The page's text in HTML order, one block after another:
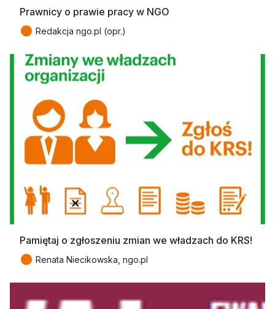
Prawnicy o prawie pracy w NGO
● Redakcja ngo.pl (opr.)
Pamiętaj o zgłoszeniu zmian we władzach do KRS!
● Renata Niecikowska, ngo.pl